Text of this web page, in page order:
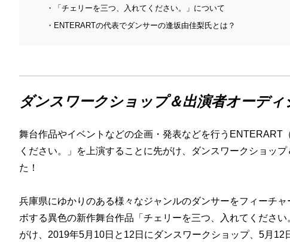
「チェリーを三つ、入れてください。」について
ENTERARTの代表でダンサーの逢坂由佳梨氏とは？
ダンスワークショップ＆出演者オーディ
舞台作品やイベントなどの企画・発表などを行うENTERART
ください。」を上演することに先がけ、ダンスワークショッ
た！
兵庫県にゆかりのある様々なジャンルのダンサーをフィーチ
ボする異色の新作舞台作品「チェリーを三つ、入れてくださ
がけ、2019年5月10日と12日にダンスワークショップ、5月12